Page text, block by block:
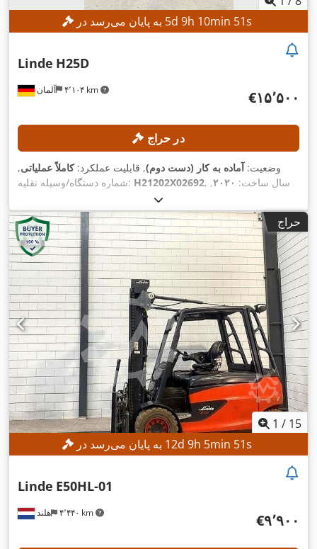
5d 9h 10min 49s
آلمان ۴٬۱۰۴ km
Linde H25D
‎€۱۵٬۵۰۰
در حراج
وضعیت:آماده به کار (دست دوم), قابلیت عملکرد:کاملاً عملیاتی,
شماره دستگاه/وسیله نقلیه: H21202X02692 , سال ساخت: ۲۰۲۰,
, ارتفاع بالابری:
۴٬۶۱۰ میلی‌متر
, برداشت آزاد:۱٬۳۹۴ میلی‌متر , نوع سوخت:دیزل,
نوع دکل:تریپلکس, ارتفاع سازه:۲٬۱۳۴ میلی‌متر , حراج
1 / 15
12d 9h 5min 49s
هلند ۴٬۴۴۰ km
Linde E50HL-01
‎€۹٬۹۰۰